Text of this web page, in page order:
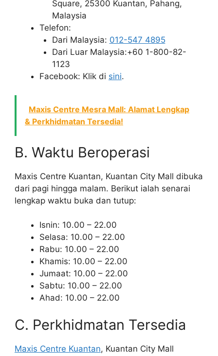
Square, 25300 Kuantan, Pahang,
Malaysia
Telefon:
Dari Malaysia: 012-547 4895
Dari Luar Malaysia:+60 1-800-82-
1123
Facebook: Klik di sini.
Maxis Centre Mesra Mall: Alamat Lengkap
& Perkhidmatan Tersedia!
B. Waktu Beroperasi
Maxis Centre Kuantan, Kuantan City Mall dibuka
dari pagi hingga malam. Berikut ialah senarai
lengkap waktu buka dan tutup:
Isnin: 10.00 – 22.00
Selasa: 10.00 – 22.00
Rabu: 10.00 – 22.00
Khamis: 10.00 – 22.00
Jumaat: 10.00 – 22.00
Sabtu: 10.00 – 22.00
Ahad: 10.00 – 22.00
C. Perkhidmatan Tersedia
Maxis Centre Kuantan, Kuantan City Mall